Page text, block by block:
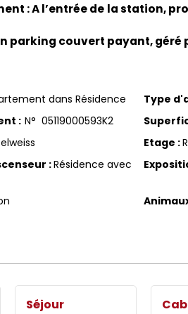
: A l’entrée de la station,
parking couvert payant, géré
dans Résidence Type
: N° 05119000593K2
Etage :
:Résidence avec
Séjour